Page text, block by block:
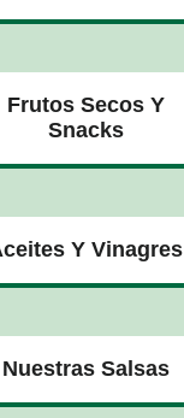
Frutos Secos Y
Snacks
Y Vinagres
Nuestras Salsas